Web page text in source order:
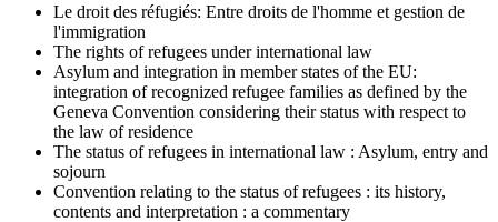
Le droit des réfugiés: Entre droits de l'homme et gestion de
l'immigration
The rights of refugees under international law
Asylum and integration in member states of the EU:
integration of recognized refugee families as defined by the
Geneva Convention considering their status with respect to
the law of residence
The status of refugees in international law : Asylum, entry and
sojourn
Convention relating to the status of refugees : its history,
contents and interpretation : a commentary